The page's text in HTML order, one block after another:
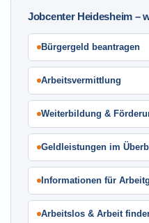
Jobcenter Heidesheim –
Bürgergeld beantragen
Arbeitsvermittlung
Weiterbildung &
Geldleistungen im
Informationen für
Arbeitslos & Arbeit